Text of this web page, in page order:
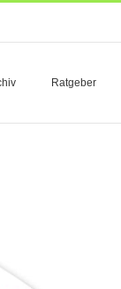
Ratgeber